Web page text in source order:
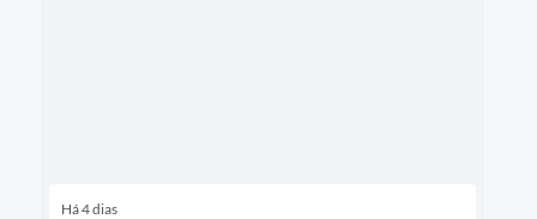
Há 4 dias